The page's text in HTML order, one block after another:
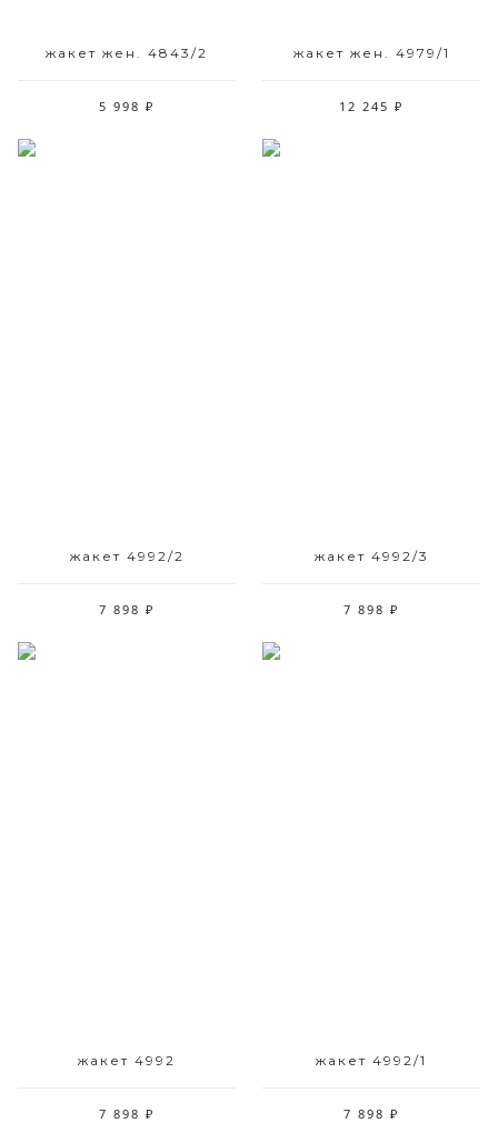
жакет жен. 4843/2
5 998 ₽
жакет жен. 4979/1
12 245 ₽
жакет 4992/2
7 898 ₽
жакет 4992/3
7 898 ₽
жакет 4992
7 898 ₽
жакет 4992/1
7 898 ₽